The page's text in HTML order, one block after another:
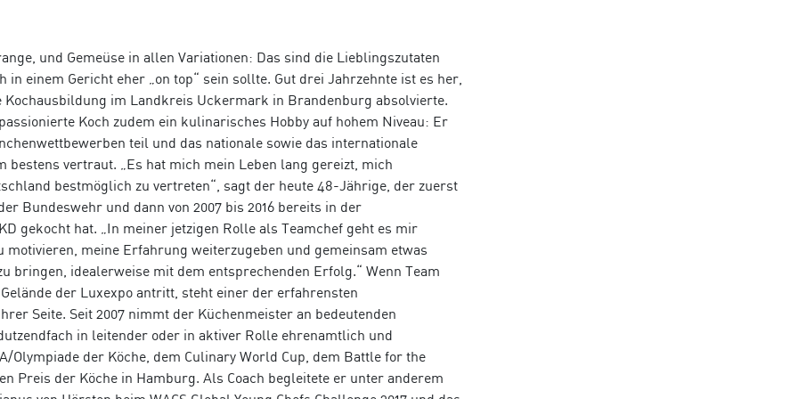
und Gemeüse in allen Variationen: Das sind die Lieblingszutaten
in einem Gericht eher „on top“ sein sollte. Gut drei Jahrzehnte ist es her,
Kochausbildung im Landkreis Uckermark in Brandenburg absolvierte.
Koch zudem ein kulinarisches Hobby auf hohem Niveau: Er
teil und das nationale sowie das internationale
bestens vertraut. „Es hat mich mein Leben lang gereizt, mich
bestmöglich zu vertreten“, sagt der heute 48-Jährige, der zuerst
Bundeswehr und dann von 2007 bis 2016 bereits in der
gekocht hat. „In meiner jetzigen Rolle als Teamchef geht es mir
motivieren, meine Erfahrung weiterzugeben und gemeinsam etwas
bringen, idealerweise mit dem entsprechenden Erfolg.“ Wenn Team
der Luxexpo antritt, steht einer der erfahrensten
Seite. Seit 2007 nimmt der Küchenmeister an bedeutenden
in leitender oder in aktiver Rolle ehrenamtlich und
Olympiade der Köche, dem Culinary World Cup, dem Battle for the
Preis der Köche in Hamburg. Als Coach begleitete er unter anderem